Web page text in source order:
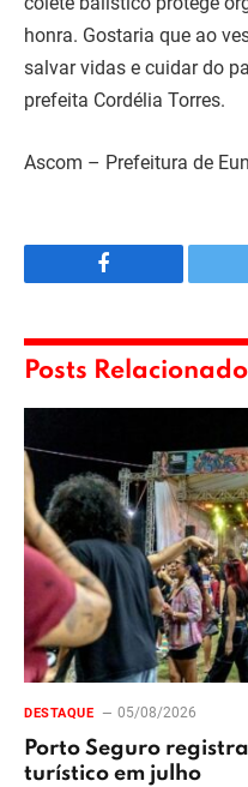
honra. Gostaria que ao
salvar vidas e cuidar do
prefeita Cordélia Torres.
Ascom – Prefeitura de
Facebook
Posts
DESTAQUE 05/08/2026
Porto Seguro
turístico em julho